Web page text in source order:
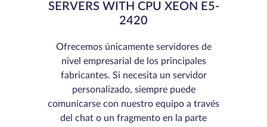
SERVERS WITH CPU XEON E5-
2420
Ofrecemos únicamente servidores de
nivel empresarial de los principales
fabricantes. Si necesita un servidor
personalizado, siempre puede
comunicarse con nuestro equipo a través
del chat o un fragmento en la parte